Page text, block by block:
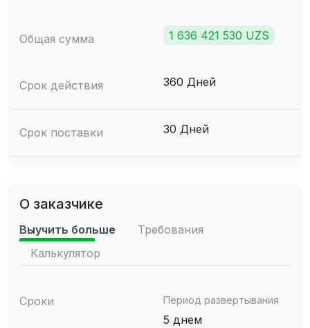
Общая сумма 1 636 421 530 UZS
Срок действия 360 Дней
Срок поставки 30 Дней
О заказчике
Выучить больше
Требования
Калькулятор
Сроки Период развертывания
5 днем